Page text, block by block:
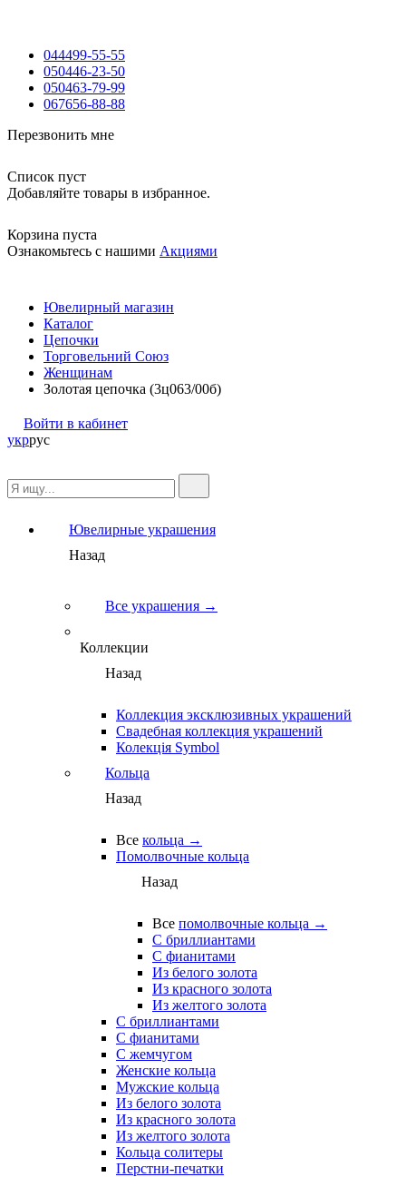
044499-55-55
050446-23-50
050463-79-99
067656-88-88
Перезвонить мне
Список пуст
Добавляйте товары в избранное.
Корзина пуста
Ознакомьтесь с нашими Акциями
Ювелирный магазин
Каталог
Цепочки
Торговельний Союз
Женщинам
Золотая цепочка (3ц063/00б)
Войти в кабинет
укррус
Ювелирные украшения
Назад
Все украшения →
Коллекции
Назад
Коллекция эксклюзивных украшений
Свадебная коллекция украшений
Колекція Symbol
Кольца
Назад
Все кольца →
Помолвочные кольца
Назад
Все помолвочные кольца →
С бриллиантами
С фианитами
Из белого золота
Из красного золота
Из желтого золота
С бриллиантами
С фианитами
С жемчугом
Женские кольца
Мужские кольца
Из белого золота
Из красного золота
Из желтого золота
Кольца солитеры
Перстни-печатки